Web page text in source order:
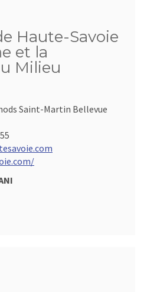
Haute-Savoie
et la
Milieu
Saint-Martin Bellevue